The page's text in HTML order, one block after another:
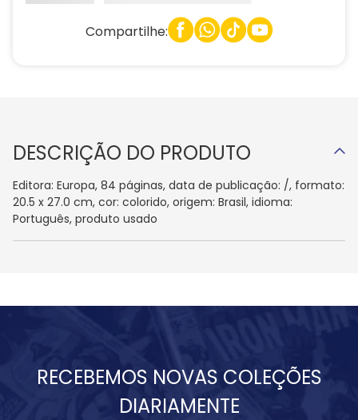
Compartilhe:
DESCRIÇÃO DO PRODUTO
Editora: Europa, 84 páginas, data de publicação: /, formato:
20.5 x 27.0 cm, cor: colorido, origem: Brasil, idioma:
Português, produto usado
RECEBEMOS NOVAS COLEÇÕES
DIARIAMENTE